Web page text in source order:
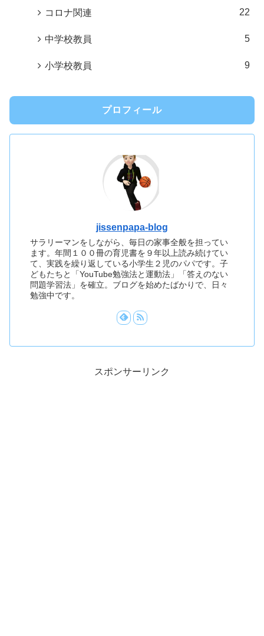
コロナ関連 22
中学校教員 5
小学校教員 9
プロフィール
jissenpapa-blog
サラリーマンをしながら、毎日の家事全般を担ってい
ます。年間１００冊の育児書を９年以上読み続けてい
て、実践を繰り返している小学生２児のパパです。子
どもたちと「YouTube勉強法と運動法」「答えのない
問題学習法」を確立。ブログを始めたばかりで、日々
勉強中です。
スポンサーリンク